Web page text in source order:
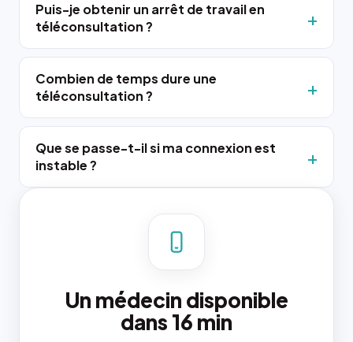
Puis-je obtenir un arrêt de travail en
téléconsultation ?
Combien de temps dure une
téléconsultation ?
Que se passe-t-il si ma connexion est
instable ?
Un médecin disponible
dans 16 min